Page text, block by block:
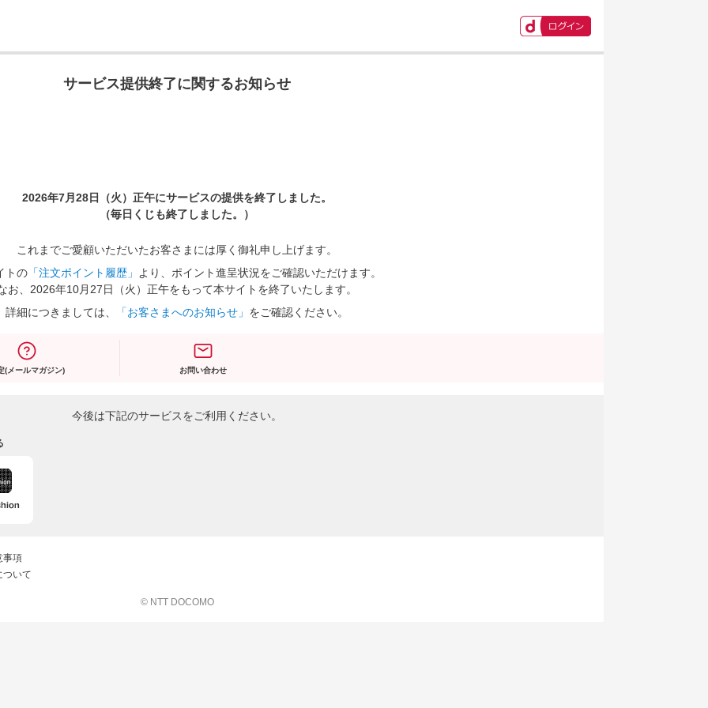
サービス提供終了に関するお知らせ
2026年7月28日（火）正午にサービスの提供を終了しました。
（毎日くじも終了しました。）
これまでご愛顧いただいたお客さまには厚く御礼申し上げます。
トの 「注文ポイント履歴」
より、ポイント進呈状況をご確認いただけます。
お、2026年10月27日（火）正午をもって本サイトを終了いたします。
詳細につきましては、
「お客さまへのお知らせ」 をご確認ください。
(メールマガジン) お問い合わせ
今後は下記のサービスをご利用ください。
事項
ついて
© NTT DOCOMO